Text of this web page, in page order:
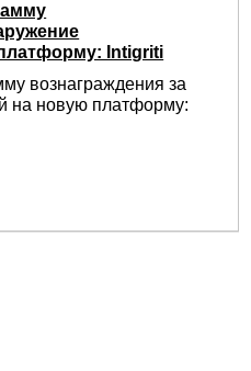
Intigriti
вознаграждения за
на новую платформу: